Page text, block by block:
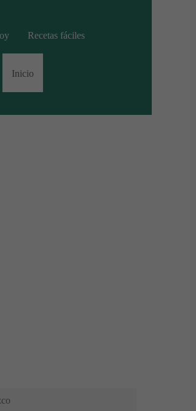
Recetas fáciles
Inicio